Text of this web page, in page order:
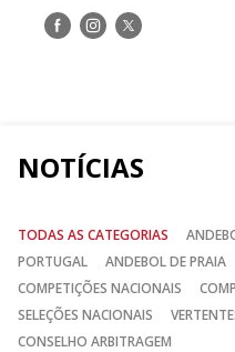
Siga-Siga-Siga-
NOTÍCIAS
TODAS AS CATEGORIAS
PORTUGAL
ANDEBOL DE PRAIA
COMPETIÇÕES NACIONAIS
SELEÇÕES NACIONAIS
CONSELHO ARBITRAGEM